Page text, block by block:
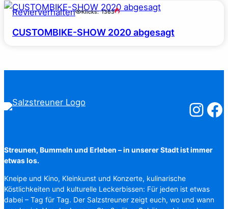
Revierverhalten Klicks: 1363
CUSTOMBIKE-SHOW 2020 abgesagt
Streunen, Bummeln und Erleben – in unserer Stadt ist immer
etwas los.
Kneipe und Kino, Kleinkunst und Konzerte, kulinarische
Köstlichkeiten und kulturelle Leckerbissen: Für jeden ist etwas
dabei – Tag für Tag. Der Salzstreuner zeigt euch, wo und wann